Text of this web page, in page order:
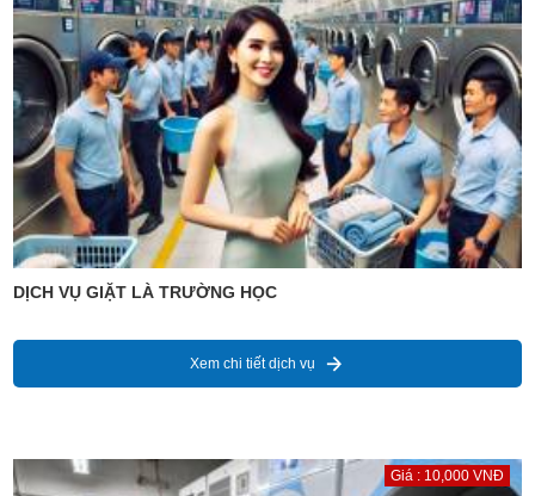
DỊCH VỤ GIẶT LÀ TRƯỜNG HỌC
Xem chi tiết dịch vụ
Giá : 10,000 VNĐ